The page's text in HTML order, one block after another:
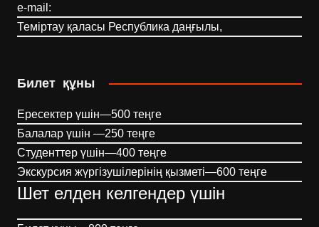
e-mail:
Теміртау қаласы Республика даңғылы,
Билет құны
Ересектер үшін—500 теңге
Балалар үшін —250 теңге
Студенттер үшін—400 теңге
Экскурсия жүргізушілерінің қызметі—600 теңге
Шет елден келгендер үшін